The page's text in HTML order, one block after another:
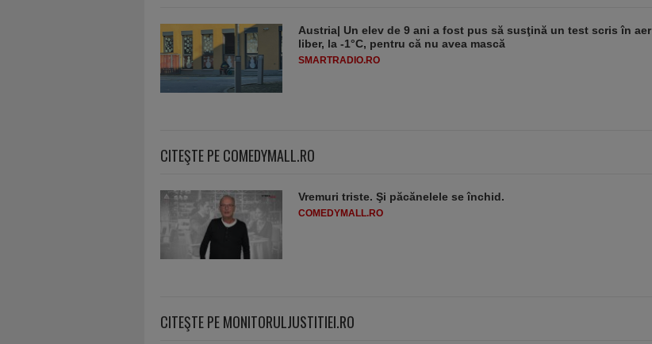
Austria| Un elev de 9 ani a fost pus să susţină un test scris în aer
liber, la -1°C, pentru că nu avea mască
SMARTRADIO.RO
CITEŞTE PE COMEDYMALL.RO
Vremuri triste. Şi păcănelele se închid.
COMEDYMALL.RO
CITEŞTE PE MONITORULJUSTITIEI.RO